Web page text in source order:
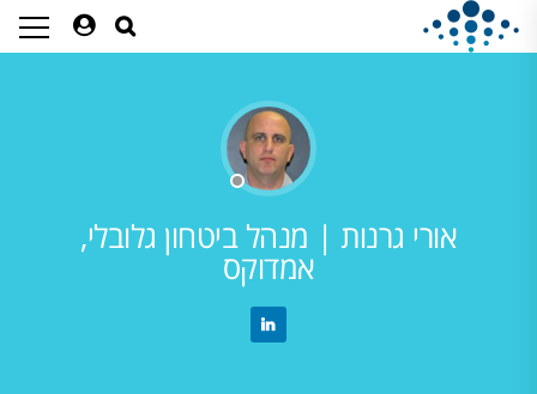
אורי גרנות | מנהל ביטחון גלובלי,
אמדוקס